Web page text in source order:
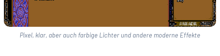
Pixel, klar, aber auch farbige Lichter und andere moderne Effekte